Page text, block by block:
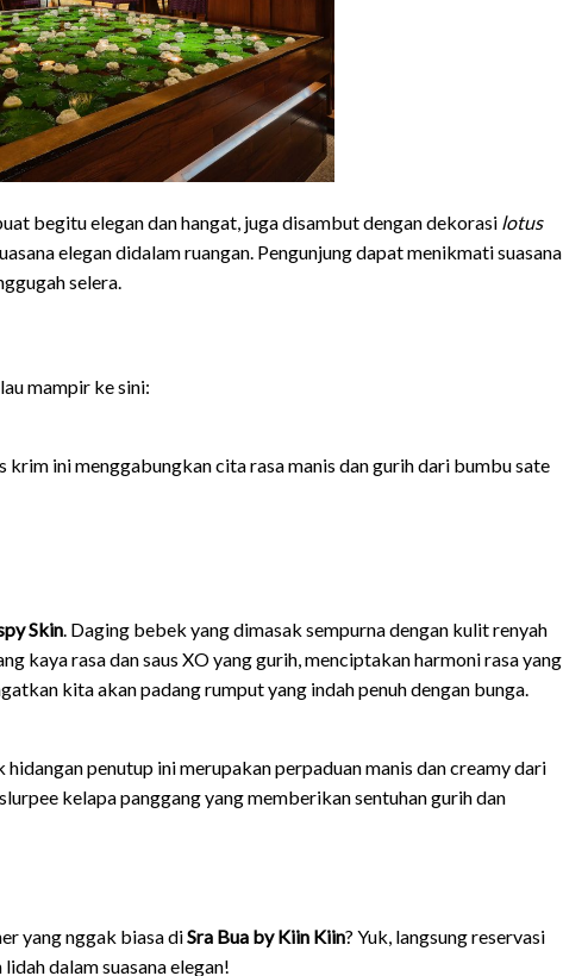
begitu elegan dan hangat, juga disambut dengan dekorasi lotus
elegan didalam ruangan. Pengunjung dapat menikmati suasana
selera.
mampir ke sini:
krim ini menggabungkan cita rasa manis dan gurih dari bumbu sate
Skin. Daging bebek yang dimasak sempurna dengan kulit renyah
kaya rasa dan saus XO yang gurih, menciptakan harmoni rasa yang
kita akan padang rumput yang indah penuh dengan bunga.
hidangan penutup ini merupakan perpaduan manis dan creamy dari
kelapa panggang yang memberikan sentuhan gurih dan
yang nggak biasa diSra Bua by Kiin Kiin? Yuk, langsung reservasi
dalam suasana elegan!